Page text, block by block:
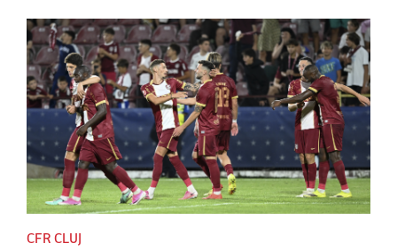
CFR CLUJ